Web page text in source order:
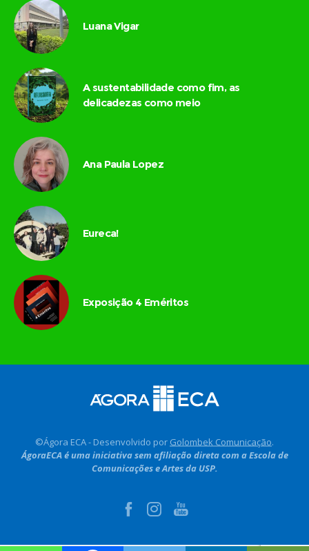
Luana Vigar
A sustentabilidade como fim, as
delicadezas como meio
Ana Paula Lopez
Eureca!
Exposição 4 Eméritos
©Ágora ECA - Desenvolvido por Golombek Comunicação.
ÁgoraECA é uma iniciativa sem afiliação direta com a Escola de
Comunicações e Artes da USP.